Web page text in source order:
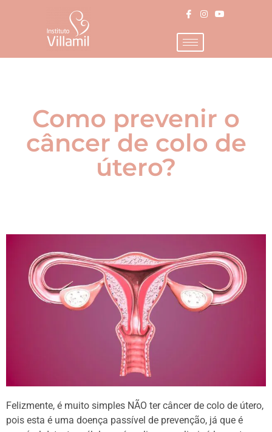
Como prevenir o
câncer de colo de
útero?
Felizmente, é muito simples NÃO ter câncer de colo de útero,
pois esta é uma doença passível de prevenção, já que é